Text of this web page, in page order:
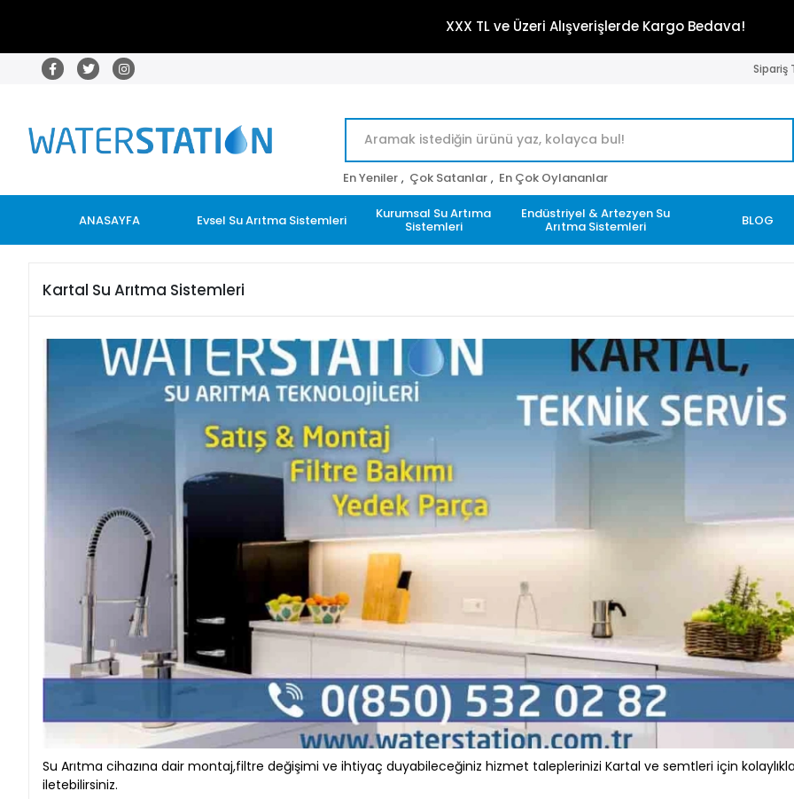
XXX TL ve Üzeri Alışverişlerde Kargo Bedava!
Sipariş
En Yeniler , Çok Satanlar , En Çok Oylananlar
ANASAYFA Evsel Su Arıtma Sistemleri Kurumsal Su Artıma
Sistemleri
Endüstriyel & Artezyen Su
Arıtma Sistemleri BLOG
Kartal Su Arıtma Sistemleri
Su Arıtma cihazına dair montaj,filtre değişimi ve ihtiyaç duyabileceğiniz hizmet taleplerinizi Kartal ve semtleri için
iletebilirsiniz.